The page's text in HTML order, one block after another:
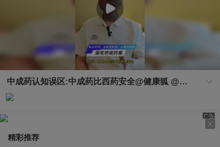
中成药认知误区:中成药比西药安全@健康狐 @一只飞鸿 @张朝阳 @航航儿 @嘿凤梨like @吕正义 @铁砣妹妹 @小高Jason @小马同学努力吖 @徐晗笑笑 @瑶瑶吖 @月小韩 @之于浅灯 @柒柒五今天早睡了么 @心理学博士李蕊
广告
精彩推荐